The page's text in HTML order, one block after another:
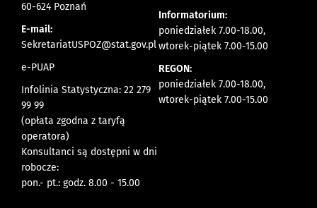
60-624 Poznań
E-mail:
SekretariatUSPOZ@stat.gov.pl
e-PUAP
Infolinia Statystyczna: 22 279
99 99
(opłata zgodna z taryfą
operatora)
Konsultanci są dostępni w dni
robocze:
pon.- pt.: godz. 8.00 - 15.00
Informatorium:
poniedziałek 7.00-18.00,
wtorek-piątek 7.00-15.00
REGON:
poniedziałek 7.00-18.00,
wtorek-piątek 7.00-15.00